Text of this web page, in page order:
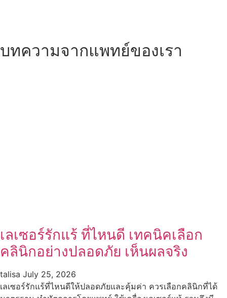
บทความจากแพทย์ของเรา
เลเซอร์รักแร้ ที่ไหนดี เทคนิคเลือก
คลินิกอย่างปลอดภัย เห็นผลจริง
talisa July 25, 2026
เลเซอร์รักแร้ที่ไหนดีให้ปลอดภัยและคุ้มค่า ควรเลือกคลินิกที่ได้